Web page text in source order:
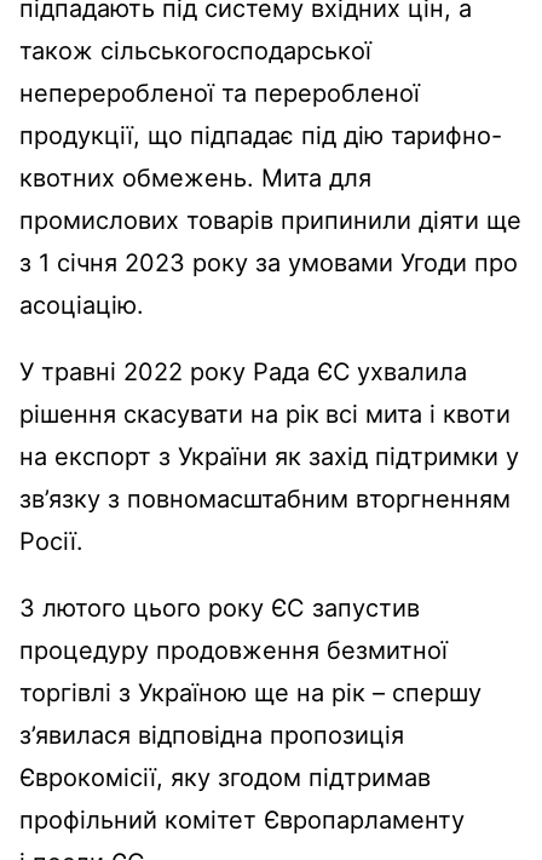
підпадають під систему вхідних цін, а
також сільськогосподарської
непереробленої та переробленої
продукції, що підпадає під дію тарифно-
квотних обмежень. Мита для
промислових товарів припинили діяти ще
з 1 січня 2023 року за умовами Угоди про
асоціацію.
У травні 2022 року Рада ЄС ухвалила
рішення скасувати на рік всі мита і квоти
на експорт з України як захід підтримки у
зв’язку з повномасштабним вторгненням
Росії.
З лютого цього року ЄС запустив
процедуру продовження безмитної
торгівлі з Україною ще на рік – спершу
з’явилася відповідна пропозиція
Єврокомісії, яку згодом підтримав
профільний комітет Європарламенту